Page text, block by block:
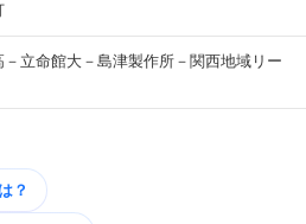
－立命館大－島津製作所－関西地域リー
？